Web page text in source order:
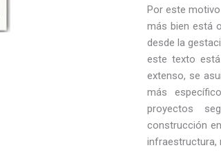
Por este
más bien está
desde la
este texto
extenso, se
más
proyectos
construcción
infraestructura,